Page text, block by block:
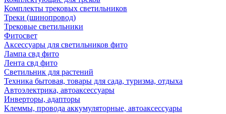
Комплекты трековых светильников
Треки (шинопровод)
Трековые светильники
Фитосвет
Аксессуары для светильников фито
Лампа свд фито
Лента свд фито
Светильник для растений
Техника бытовая, товары для сада, туризма, отдыха
Автоэлектрика, автоаксессуары
Инверторы, адапторы
Клеммы, провода аккумуляторные, автоаксессуары